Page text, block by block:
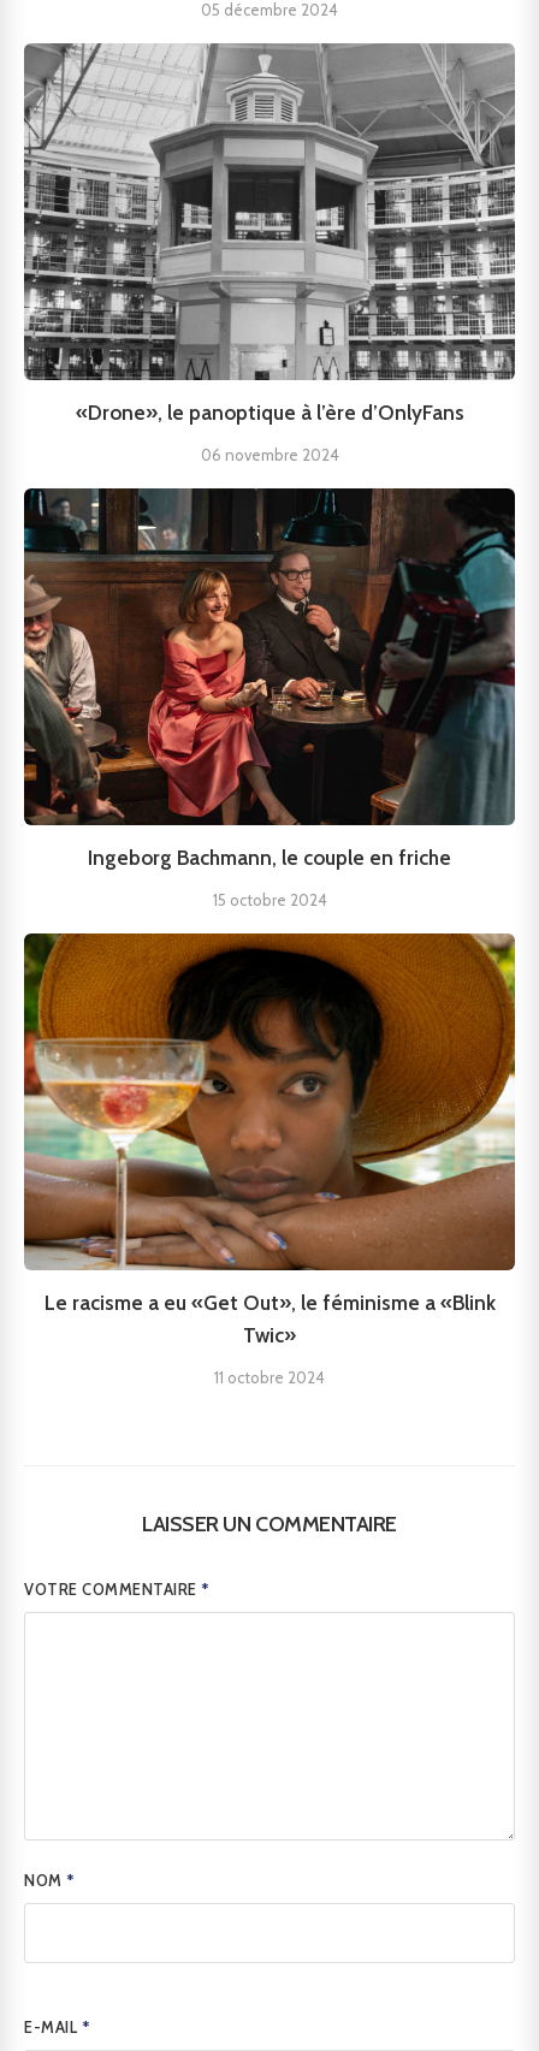
05 décembre 2024
«Drone», le panoptique à l’ère d’OnlyFans
06 novembre 2024
Ingeborg Bachmann, le couple en friche
15 octobre 2024
Le racisme a eu «Get Out», le féminisme a «Blink
Twic»
11 octobre 2024
LAISSER UN COMMENTAIRE
VOTRE COMMENTAIRE*
NOM*
E-MAIL *